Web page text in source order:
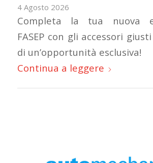
4 Agosto 2026
Completa la tua nuova
FASEP con gli accessori
di un’opportunità esclusiva!
Continua a leggere